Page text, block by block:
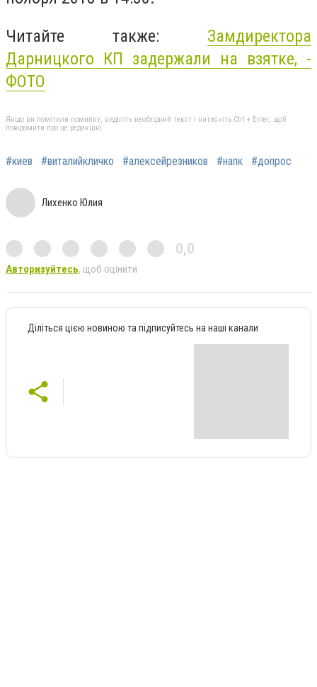
Читайте также: Замдиректора
Дарницкого КП задержали на взятке, -
ФОТО
Якщо ви помітили помилку, виділіть необхідний текст і натисніть Ctrl + Enter, щоб
повідомити про це редакцію
#киев #виталийкличко #алексейрезников #напк #допрос
Лихенко Юлия
0,0
Авторизуйтесь, щоб оцінити
Діліться цією новиною та підписуйтесь на наші канали